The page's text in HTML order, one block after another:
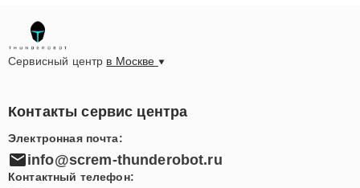
Сервисный центр в Москве
Контакты сервис центра
Электронная почта:
info@screm-thunderobot.ru
Контактный телефон: